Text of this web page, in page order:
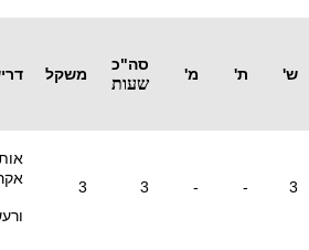
ש' ת' מ'
סה"כ
שעות משקל
3
-
-
3
3